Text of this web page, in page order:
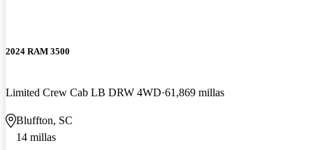
2024 RAM 3500
Limited Crew Cab LB DRW 4WD 61,869 millas
Bluffton, SC
14 millas